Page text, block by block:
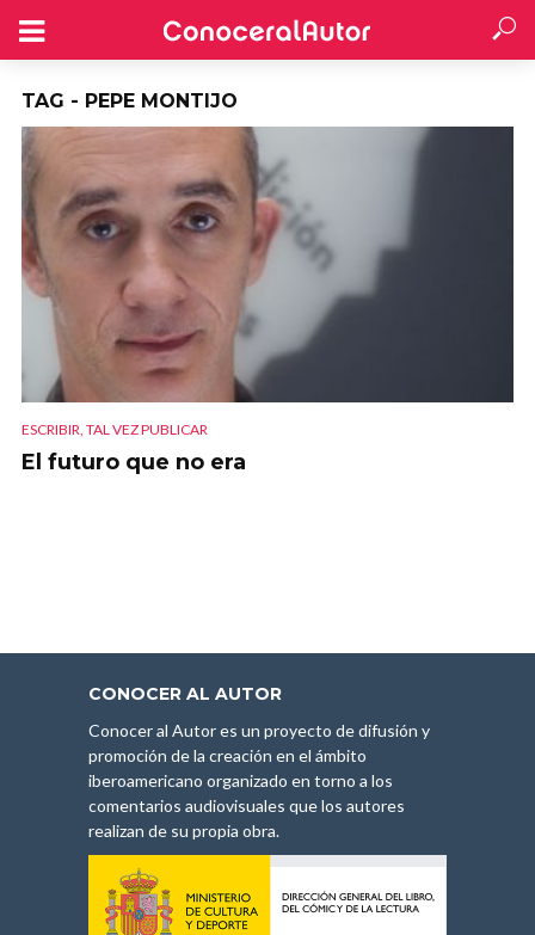
TAG - PEPE MONTIJO
ESCRIBIR, TAL VEZ PUBLICAR
El futuro que no era
CONOCER AL AUTOR
Conocer al Autor es un proyecto de difusión y
promoción de la creación en el ámbito
iberoamericano organizado en torno a los
comentarios audiovisuales que los autores
realizan de su propia obra.